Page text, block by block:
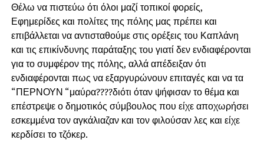
Θέλω να πιστεύω ότι όλοι μαζί τοπικοί φορείς,
Εφημερίδες και πολίτες της πόλης μας πρέπει και
επιβάλλεται να αντισταθούμε στις ορέξεις του Καπλάνη
και τις επικίνδυνης παράταξης του γιατί δεν ενδιαφέρονται
για το συμφέρον της πόλης, αλλά απέδειξαν ότι
ενδιαφέρονται πως να εξαργυρώνουν επιταγές και να τα
“ΠΕΡΝΟΥΝ “μαύρα????διότι όταν ψήφισαν το θέμα και
επέστρεψε ο δημοτικός σύμβουλος που είχε αποχωρήσει
εσκεμμένα τον αγκάλιαζαν και τον φιλούσαν λες και είχε
κερδίσει το τζόκερ.